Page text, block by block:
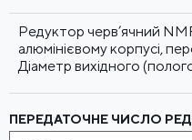
Редуктор черв’ячний
алюмінієвому корпусі,
Діаметр вихідного
ПЕРЕДАТОЧНЕ ЧИСЛО